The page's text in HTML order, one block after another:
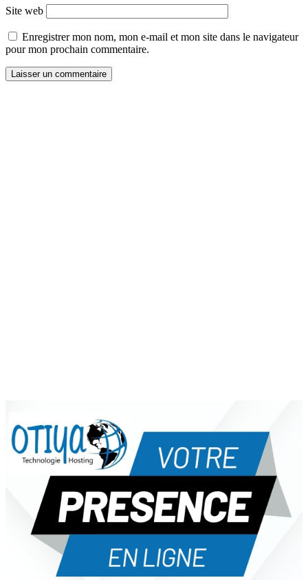
Site web
Enregistrer mon nom, mon e-mail et mon site dans le navigateur
pour mon prochain commentaire.